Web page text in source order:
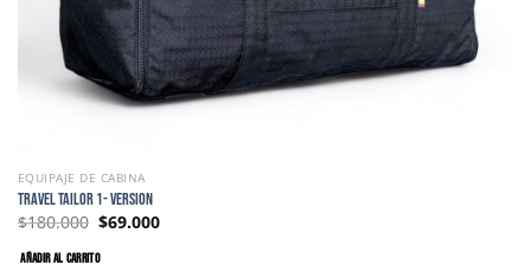
EQUIPAJE DE CABINA
TRAVEL TAILOR 1- Version
$180.000 $69.000
AÑADIR AL CARRITO